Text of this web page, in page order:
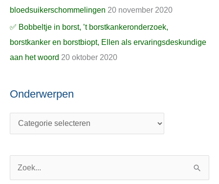
bloedsuikerschommelingen 20 november 2020
✅ Bobbeltje in borst, ’t borstkankeronderzoek,
borstkanker en borstbiopt, Ellen als ervaringsdeskundige
aan het woord 20 oktober 2020
Onderwerpen